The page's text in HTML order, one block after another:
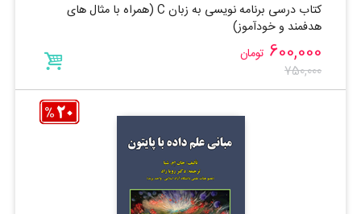
کتاب درسی برنامه نویسی به زبان C (همراه با مثال های
هدفمند و خودآموز)
600,000 تومان
750,000